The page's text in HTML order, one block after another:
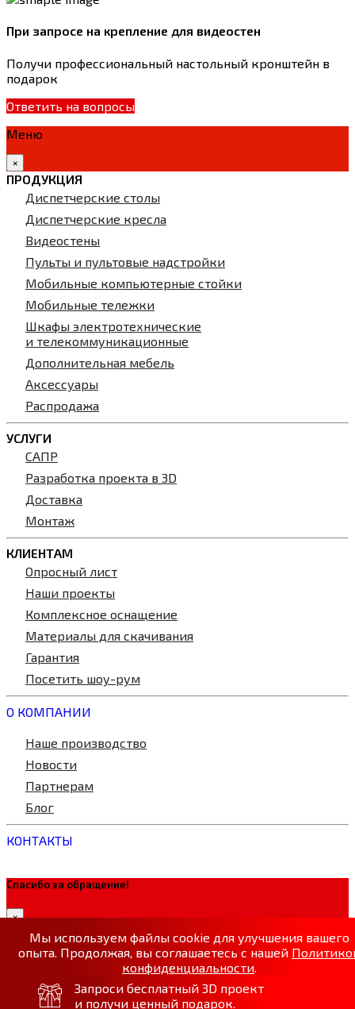
Мы используем файлы cookie для улучшения вашего
опыта. Продолжая, вы соглашаетесь с нашей
конфиденциальности.
Принять
Запроси бесплатный 3D проект
и получи ценный подарок.
При запросе на крепление для видеостен
Получи профессиональный настольный кронштейн в
подарок
Ответить на вопросы
Меню
×
ПРОДУКЦИЯ
Диспетчерские столы
Диспетчерские кресла
Видеостены
Пульты и пультовые надстройки
Мобильные компьютерные стойки
Мобильные тележки
Шкафы электротехнические
и телекоммуникационные
Дополнительная мебель
Аксессуары
Распродажа
УСЛУГИ
САПР
Разработка проекта в 3D
Доставка
Монтаж
КЛИЕНТАМ
Опросный лист
Наши проекты
Комплексное оснащение
Материалы для скачивания
Гарантия
Посетить шоу-рум
О КОМПАНИИ
Наше производство
Новости
Партнерам
Блог
КОНТАКТЫ
Спасибо за обращение!
×
Закрыть